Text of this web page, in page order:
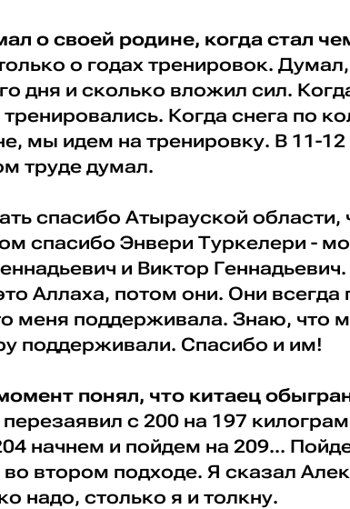
о своей родине, когда стал
о годах тренировок.
дня и сколько вложил сил.
Когда снега по
мы идем на тренировку. В 11-
труде думал.
спасибо Атырауской
спасибо Энвери Туркелери -
и Виктор
Аллаха, потом они. Они
меня поддерживала. Знаю, что
поддерживали. Спасибо и им!
понял, что китаец
перезаявил с 200 на 197
начнем и пойдем на 209...
втором подходе. Я сказал
надо, столько я и толкну.